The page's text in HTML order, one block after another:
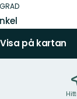
Visa på kartan